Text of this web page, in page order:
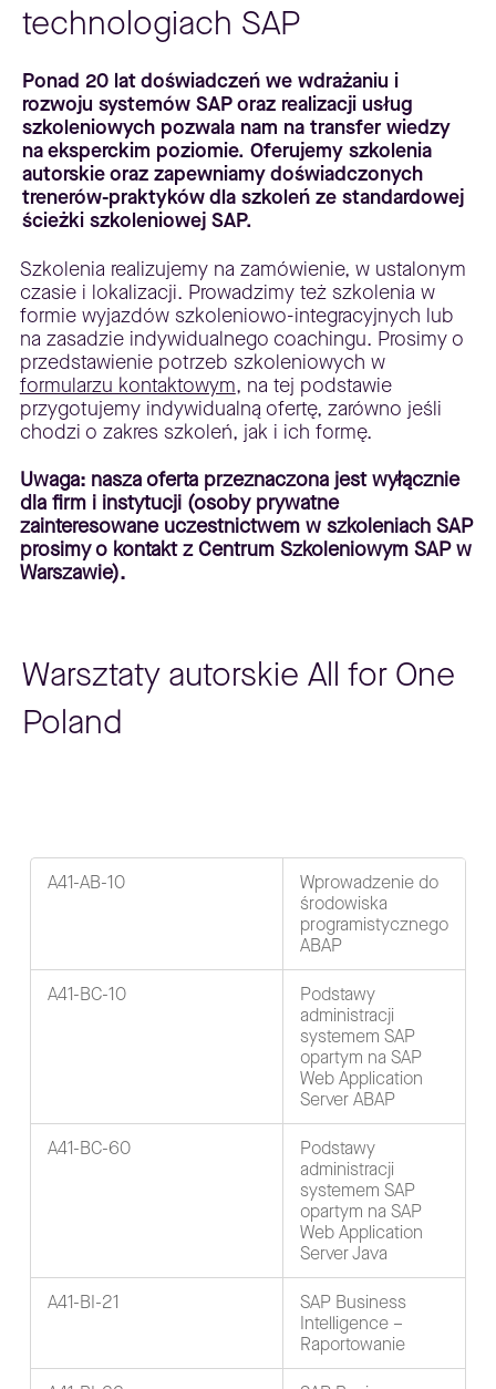
technologiach SAP
Ponad 20 lat doświadczeń we wdrażaniu i
rozwoju systemów SAP oraz realizacji usług
szkoleniowych pozwala nam na transfer wiedzy
na eksperckim poziomie. Oferujemy szkolenia
autorskie oraz zapewniamy doświadczonych
trenerów-praktyków dla szkoleń ze standardowej
ścieżki szkoleniowej SAP.
Szkolenia realizujemy na zamówienie, w ustalonym
czasie i lokalizacji. Prowadzimy też szkolenia w
formie wyjazdów szkoleniowo-integracyjnych lub
na zasadzie indywidualnego coachingu. Prosimy o
przedstawienie potrzeb szkoleniowych w
formularzu kontaktowym, na tej podstawie
przygotujemy indywidualną ofertę, zarówno jeśli
chodzi o zakres szkoleń, jak i ich formę.
Uwaga: nasza oferta przeznaczona jest wyłącznie
dla firm i instytucji (osoby prywatne
zainteresowane uczestnictwem w szkoleniach SAP
prosimy o kontakt z Centrum Szkoleniowym SAP w
Warszawie).
Warsztaty autorskie All for One
Poland
A41-AB-10
Wprowadzenie do
środowiska
programistycznego
ABAP
A41-BC-10
Podstawy
administracji
systemem SAP
opartym na SAP
Web Application
Server ABAP
A41-BC-60
Podstawy
administracji
systemem SAP
opartym na SAP
Web Application
Server Java
A41-BI-21
SAP Business
Intelligence –
Raportowanie